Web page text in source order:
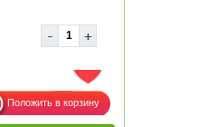
ДОБАВИТЬ В ИЗБРАННОЕ